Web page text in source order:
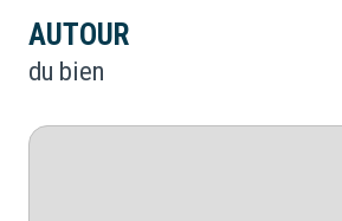
AUTOUR
du bien